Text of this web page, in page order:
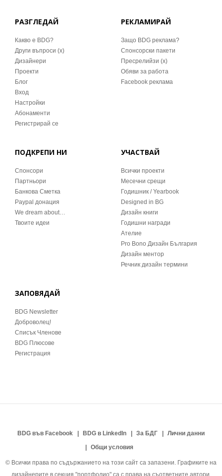
РАЗГЛЕДАЙ
Какво е BDG?
Други въпроси (x)
Дизайнери
Проекти
Блог
Вход
Настройки
Абонаменти
Регистрирай се
РЕКЛАМИРАЙ
Защо BDG реклама?
Спонсорски пакети
Пресрелийзи (x)
Обяви за работа
Facebook реклама
ПОДКРЕПИ НИ
Спонсори
Партньори
Банкова Сметка
Paypal донация
We dream about…
Твоите идеи
УЧАСТВАЙ
Всички проекти
Месечни срещи
Годишник / Yearbook
Designed in BG
Дизайн книги
Годишни награди
Ателие
Pro Bono Дизайн България
Дизайн ментор
Речник дизайн термини
ЗАПОВЯДАЙ
BDG Newsletter
Доброволец!
Списък Членове
BDG Плюсове
Регистрация
BDG във Facebook BDG в LinkedIn За БДГ
Лични данни
Общи условия
© Всички права по съдържанието на този сайт са запазени. Графиките на
дизайнерите в секция "портфолио" са с права на съответните автори.